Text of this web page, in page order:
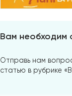
Вам необходим
Отправь нам
статью в рубрике